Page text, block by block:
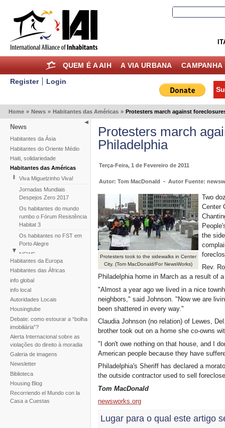
QUEM É A AIH A VIA URBANA CAMPANHA
Register
Login
Home » News » Habitantes das Américas » Protesters march against
News
Habitantes da Ásia
Habitantes do Oriente Médio
Haiti, solidariedade
Habitantes das Américas
Viva Miguelzinho Viva!
Jornadas Mundiais
Despejos Zero 2017
Os habitantes do mundo
rumbo o Fórum Resistência
Habitat 3
Os habitantes no FST em
Porto Alegre
NEWS
Perù: Marcha de
Assentamentos Humanos
Huascar
Reportaje fotogràfico sobre
la tragedia de la tormenta
Noel
Habitantes da Europa
Habitantes das Áfricas
info global
info local
Autoridades Locais
Housingtube
Debate: como estourar a “bolha
imobiliária”?
Alerta Internacional sobre as
violações do direito à moradia
Galeria de imagens
Newsletter
Biblioteca
Housing Blog
Recorriendo el Mundo con la
Casa a Cuestas
Protesters march
Philadelphia
Terça-Feira, 1 de Fevereiro de 2011
Autor: Tom MacDonald - Autor Fuente:
Protesters took to the sidewalks in Center
City. (Tom MacDonald/For NewsWorks)
Two
Center
the
Rev.
Philadelphia home in March as a result of
"Almost a year ago we lived in a nice
neighbors," said Johnson. "Now we are
been shattered in every way."
Claudia Johnson (no relation) of Lewes,
brother took out on a home she co-owns
"I don't owe nothing on that house, and I
American people because they have
Philadelphia's Sheriff has declared a
the outside contractor used to sell
Tom MacDonald
newsworks.org
Lugar para o qual este artigo